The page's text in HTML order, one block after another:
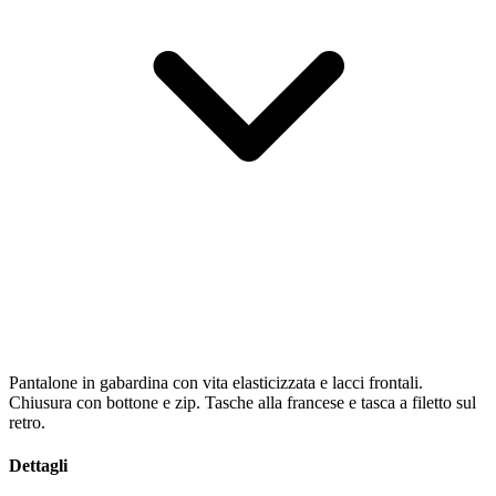
Pantalone in gabardina con vita elasticizzata e lacci frontali.
Chiusura con bottone e zip. Tasche alla francese e tasca a filetto sul
retro.
Dettagli